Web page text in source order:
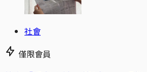
社會
僅限會員